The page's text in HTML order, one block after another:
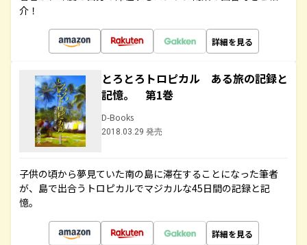
介！
詳細を見る
とろとろトロピカル ある旅の記録と
記憶。 第1巻
D-Books
2018.03.29 発売
子供の頃から夢見ていた南の島に滞在することになった筆者
が、島で出合うトロピカルでマジカルな45日間の記録と記
憶。
詳細を見る